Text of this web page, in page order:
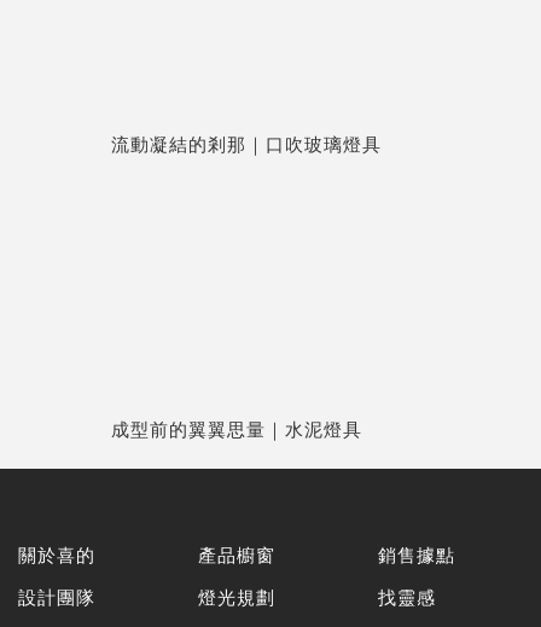
流動凝結的剎那｜口吹玻璃燈具
成型前的翼翼思量｜水泥燈具
關於喜的
設計團隊
產品櫥窗
燈光規劃
銷售據點
找靈感